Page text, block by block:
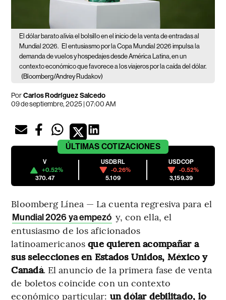
El dólar barato alivia el bolsillo en el inicio de la venta de entradas al
Mundial 2026. El entusiasmo por la Copa Mundial 2026 impulsa la
demanda de vuelos y hospedajes desde América Latina, en un
contexto económico que favorece a los viajeros por la caída del dólar.
(Bloomberg/Andrey Rudakov)
PorCarlos Rodríguez Salcedo
09 de septiembre, 2025 | 07:00 AM
ÚLTIMAS COTIZACIONES
V
+0.52%
370.47
USDBRL
-0.26%
5.109
USDCOP
-0.52%
3,159.39
Bloomberg Línea — La cuenta regresiva para el
Mundial 2026 ya empezó y, con ella, el
entusiasmo de los aficionados
latinoamericanos que quieren acompañar a
sus selecciones en Estados Unidos, México y
Canadá. El anuncio de la primera fase de venta
de boletos coincide con un contexto
económico particular: un dólar debilitado, lo